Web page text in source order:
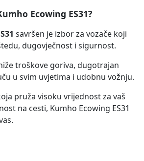
Ecowing ES31?
savršen je izbor za vozače koji
dugovječnost i sigurnost.
troškove goriva, dugotrajan
u svim uvjetima i udobnu vožnju.
pruža visoku vrijednost za vaš
na cesti, Kumho Ecowing ES31